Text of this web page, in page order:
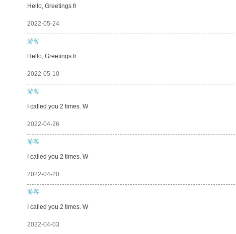
Hello, Greetings fr
2022-05-24
游客
Hello, Greetings fr
2022-05-10
游客
I called you 2 times. W
2022-04-26
游客
I called you 2 times. W
2022-04-20
游客
I called you 2 times. W
2022-04-03